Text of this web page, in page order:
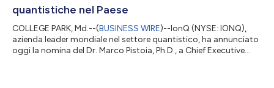
quantistiche nel Paese
COLLEGE PARK, Md.--(BUSINESS WIRE)--IonQ (NYSE: IONQ),
azienda leader mondiale nel settore quantistico, ha annunciato
oggi la nomina del Dr. Marco Pistoia, Ph.D., a Chief Executive